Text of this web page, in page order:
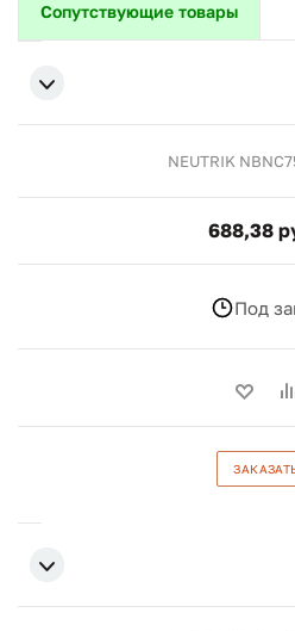
Сопутствующие товары
NEUTRIK
688,38
Под